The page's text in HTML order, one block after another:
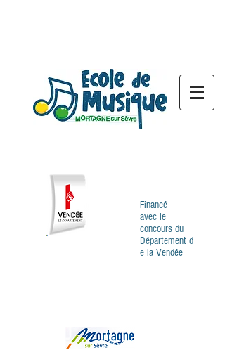
Financé
avec le
concours du
Département d
e la Vendée